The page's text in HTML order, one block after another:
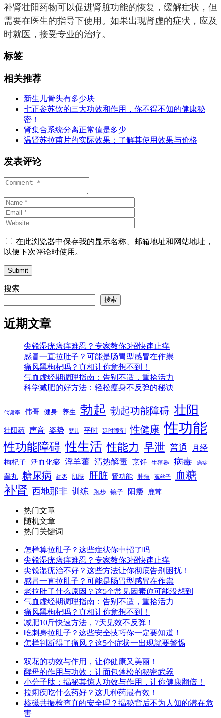
补肾壮阳药物可以促进肾脏功能的恢复，缓解症状，但
需要在医生的指导下使用。如果出现肾虚的症状，应及
时就医，接受专业的治疗。
标签
相关推荐
新生儿骨头有多少块
七正参苏饮的三大功效和作用，你不得不知的健康秘
密！
肾集合系统分离正常值是多少
温肾苏拉甫片的实际效果：了解其使用效果与价格
发表评论
在此浏览器中保存我的显示名称、邮箱地址和网站地址，
以便下次评论时使用。
Submit
搜索
搜索
近期文章
尖锐湿疣瘙痒难忍？专家教你3招快速止痒
感冒一直拉肚子？可能是肠胃型感冒在作祟
痛风黑枸杞吗？真相让你意想不到！
气血虚经期调理指南：告别不适，重拾活力
科学减肥的好方法：轻松瘦身不反弹的秘诀
代谢率 伟哥 健身 养生 勃起 勃起功能障碍 壮阳
壮阳药 声音 姿势 婴儿 平时 延时喷剂 性健康 性功能
性功能障碍 性生活 性能力 早泄 普通 月经
枸杞子 活血化瘀 淫羊藿 清热解毒 烹饪 生殖器 病毒 癌症
睾丸 糖尿病 红枣 肌肤 肝脏 肾功能 肿瘤 菟丝子 血糖
补肾 西地那非 训练 跑步 镜子 阳痿 鹿茸
热门文章
随机文章
热门关键词
怎样算拉肚子？这些症状你中招了吗
尖锐湿疣瘙痒难忍？专家教你3招快速止痒
尖锐湿疣治不好？这些方法让你彻底告别困扰！
感冒一直拉肚子？可能是肠胃型感冒在作祟
老拉肚子什么原因？这5个常见因素你可能没想到
气血虚经期调理指南：告别不适，重拾活力
痛风黑枸杞吗？真相让你意想不到！
减肥10斤快速方法，7天见效不反弹！
吃刺身拉肚子？这些安全技巧你一定要知道！
怎样判断得了痛风？这5个症状一出现就要警惕
双花的功效与作用，让你健康又美丽！
酵母的作用与功效：让面包蓬松的秘密武器
小分子肽：揭秘其惊人功效与作用，让你健康翻倍！
拉痢疾吃什么药好？这几种药最有效！
核磁共振检查真的安全吗？揭秘背后不为人知的潜在危
害